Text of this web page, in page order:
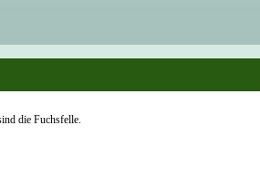
die Fuchsfelle.